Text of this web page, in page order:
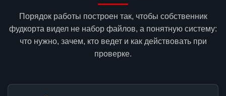
Порядок работы построен так, чтобы собственник
фудкорта видел не набор файлов, а понятную систему:
что нужно, зачем, кто ведет и как действовать при
проверке.